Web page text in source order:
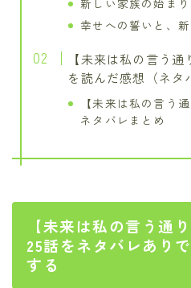
新しい家族の始まり
幸せへの誓いと、
【未来は私の言う
を読んだ感想（ネタ
【未来は私の言う
ネタバレまとめ
【未来は私の言う通
25話をネタバレあり
する